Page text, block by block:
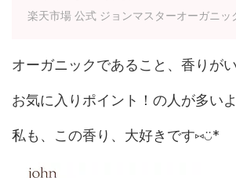
楽天市場 公式 ジョンマスターオーガニッ
オーガニックであること、香りが
お気に入りポイント！の人が多いよ
私も、この香り、大好きです⑅◡̈*